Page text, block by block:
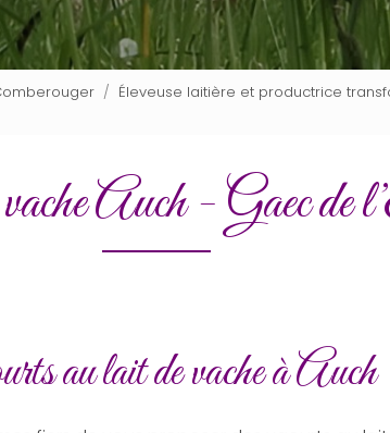
Éleveuse laitière et productrice
Auch - Gaec de
au lait de vache à Auch